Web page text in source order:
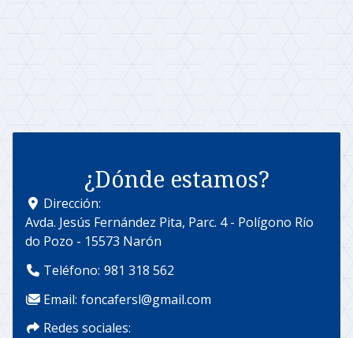
¿Dónde estamos?
Dirección:
Avda. Jesús Fernández Pita, Parc. 4 - Polígono Río
do Pozo - 15573 Narón
Teléfono: 981 318 562
Email: foncafersl@gmail.com
Redes sociales: